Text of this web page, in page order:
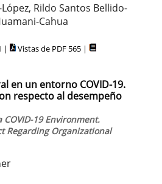
Rildo Santos Bellido-
Cahua
| Vistas de PDF 565 |
en un entorno COVID-19.
respecto al desempeño
19 Environment.
Regarding Organizational